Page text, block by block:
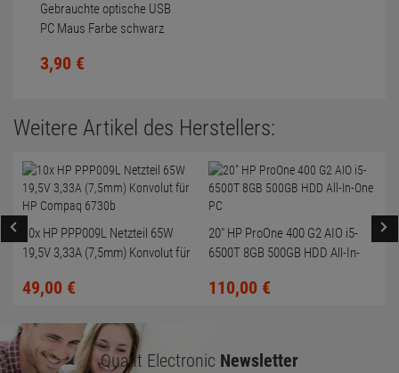
Gebrauchte optische USB
PC Maus Farbe schwarz
3,90 €
Weitere Artikel des Herstellers:
10x HP PPP009L Netzteil 65W
19,5V 3,33A (7,5mm) Konvolut für
49,00 €
20" HP ProOne 400 G2 AIO i5-
6500T 8GB 500GB HDD All-In-
110,00 €
Quant Electronic Newsletter